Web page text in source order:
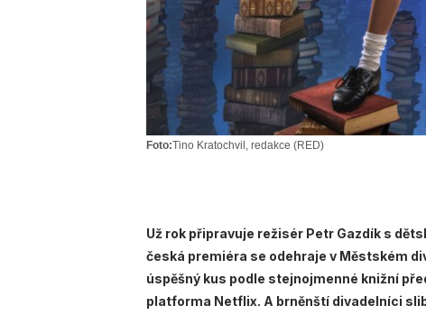
Foto:Tino Kratochvil, redakce (RED)
Už rok připravuje režisér Petr Gazdík s
česká premiéra se odehraje v Městském
úspěšný kus podle stejnojmenné knižní
platforma Netflix. A brněnští divadelníci